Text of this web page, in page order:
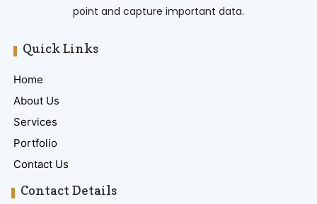
point and capture important data.
Quick Links
Home
About Us
Services
Portfolio
Contact Us
Contact Details